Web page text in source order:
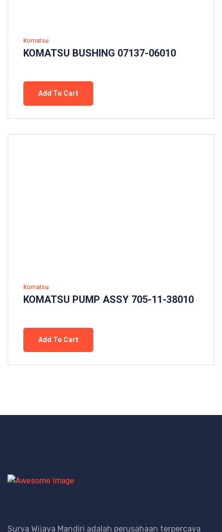
Komatsu
KOMATSU BUSHING 07137-06010
Add To Cart
Komatsu
KOMATSU PUMP ASSY 705-11-38010
Add To Cart
Surya Wijaya Mandiri adalah perusahaan terpercaya